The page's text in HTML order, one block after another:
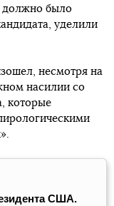
должно было
уделили
несмотря на
насилии со
которые
США.